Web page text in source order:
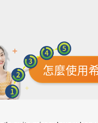
怎麼使用